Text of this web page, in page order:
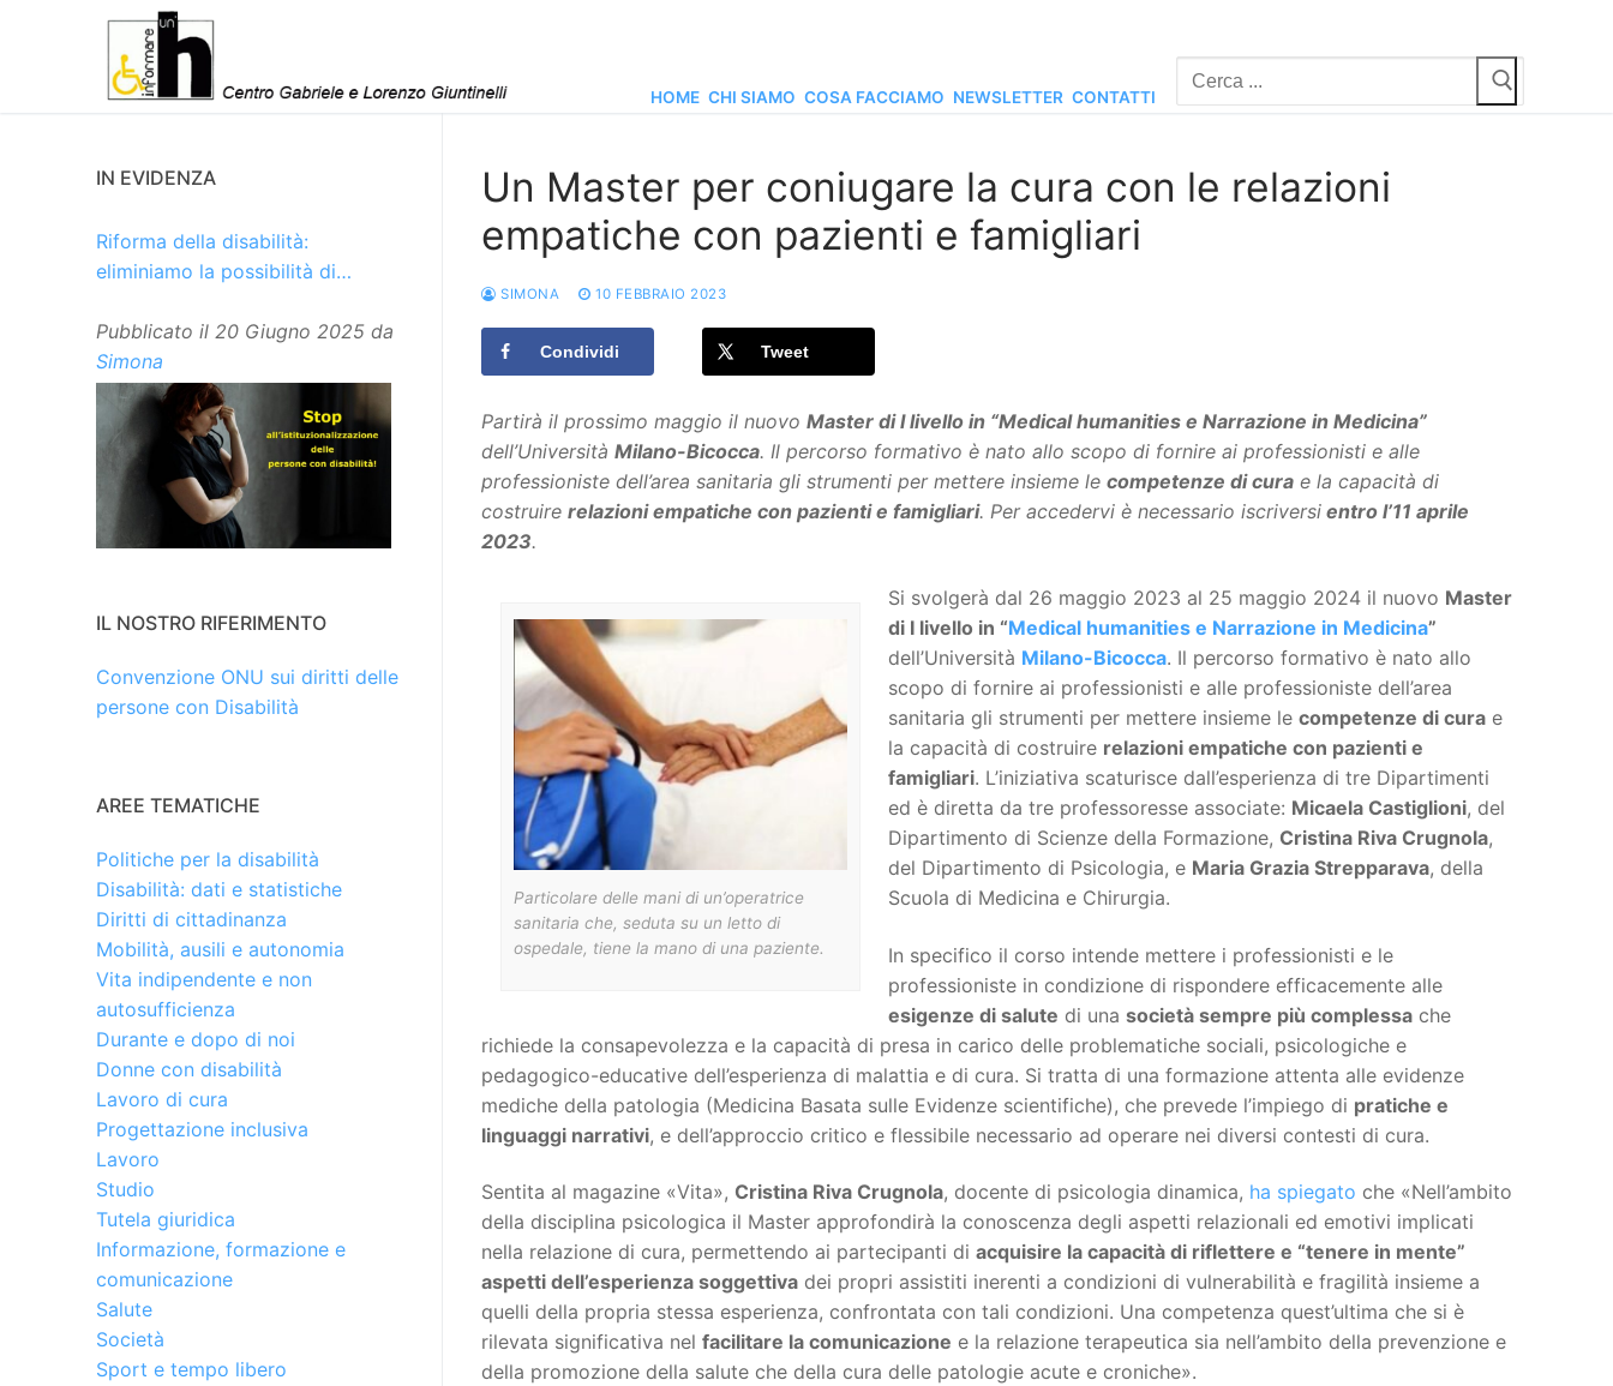
HOME CHI SIAMO COSA FACCIAMO NEWSLETTER CONTATTI
Cerca:
Un Master per coniugare la cura con le relazioni
empatiche con pazienti e famigliari
SIMONA 10 FEBBRAIO 2023
Condividi Tweet
Partirà il prossimo maggio il nuovo Master di I livello in “Medical humanities e Narrazione in Medicina”
dell’Università Milano-Bicocca. Il percorso formativo è nato allo scopo di fornire ai professionisti e alle
professioniste dell’area sanitaria gli strumenti per mettere insieme le competenze di cura e la capacità di
costruire relazioni empatiche con pazienti e famigliari. Per accedervi è necessario iscriversi entro l’11 aprile
2023.
Particolare delle mani di un’operatrice
sanitaria che, seduta su un letto di
ospedale, tiene la mano di una paziente.
Si svolgerà dal 26 maggio 2023 al 25 maggio 2024 il nuovo Master
di I livello in “Medical humanities e Narrazione in Medicina”
dell’Università Milano-Bicocca. Il percorso formativo è nato allo
scopo di fornire ai professionisti e alle professioniste dell’area
sanitaria gli strumenti per mettere insieme le competenze di curae
la capacità di costruire relazioni empatiche con pazienti e
famigliari. L’iniziativa scaturisce dall’esperienza di tre Dipartimenti
ed è diretta da tre professoresse associate: Micaela Castiglioni, del
Dipartimento di Scienze della Formazione, Cristina Riva Crugnola,
del Dipartimento di Psicologia, e Maria Grazia Strepparava, della
Scuola di Medicina e Chirurgia.
In specifico il corso intende mettere i professionisti e le
professioniste in condizione di rispondere efficacemente alle
esigenze di salute di una società sempre più complessache
richiede la consapevolezza e la capacità di presa in carico delle problematiche sociali, psicologiche e
pedagogico-educative dell’esperienza di malattia e di cura. Si tratta di una formazione attenta alle evidenze
mediche della patologia (Medicina Basata sulle Evidenze scientifiche), che prevede l’impiego di pratiche e
linguaggi narrativi, e dell’approccio critico e flessibile necessario ad operare nei diversi contesti di cura.
Sentita al magazine «Vita», Cristina Riva Crugnola, docente di psicologia dinamica, ha spiegato che «Nell’ambito
della disciplina psicologica il Master approfondirà la conoscenza degli aspetti relazionali ed emotivi implicati
nella relazione di cura, permettendo ai partecipanti di acquisire la capacità di riflettere e “tenere in mente”
aspetti dell’esperienza soggettiva dei propri assistiti inerenti a condizioni di vulnerabilità e fragilità insieme a
quelli della propria stessa esperienza, confrontata con tali condizioni. Una competenza quest’ultima che si è
rilevata significativa nel facilitare la comunicazione e la relazione terapeutica sia nell’ambito della prevenzione e
della promozione della salute che della cura delle patologie acute e croniche».
IN EVIDENZA
Riforma della disabilità:
eliminiamo la possibilità di
Pubblicato il 20 Giugno 2025 da
Simona
IL NOSTRO RIFERIMENTO
Convenzione ONU sui diritti delle
persone con Disabilità
AREE TEMATICHE
Politiche per la disabilità
Disabilità: dati e statistiche
Diritti di cittadinanza
Mobilità, ausili e autonomia
Vita indipendente e non
autosufficienza
Durante e dopo di noi
Donne con disabilità
Lavoro di cura
Progettazione inclusiva
Lavoro
Studio
Tutela giuridica
Informazione, formazione e
comunicazione
Salute
Società
Sport e tempo libero